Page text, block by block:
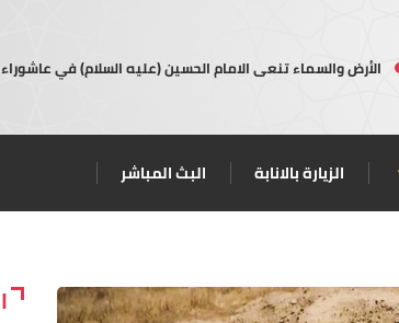
الأرض والسماء تنعى الامام الحسين (عليه السلام) في عاشوراء
الزيارة بالانابة البث المباشر